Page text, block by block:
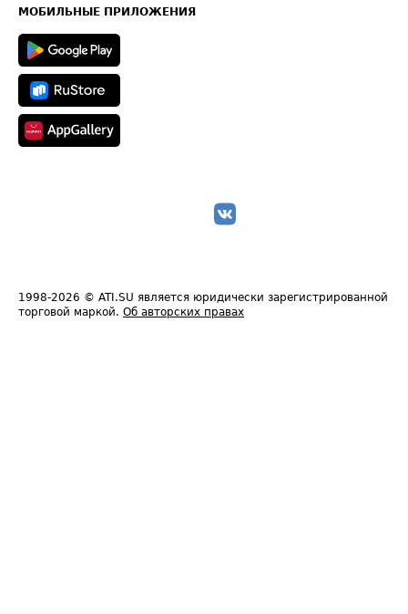
Техническая информация
МОБИЛЬНЫЕ ПРИЛОЖЕНИЯ
1998-2026 © ATI.SU является юридически зарегистрированной
торговой маркой. Об авторских правах